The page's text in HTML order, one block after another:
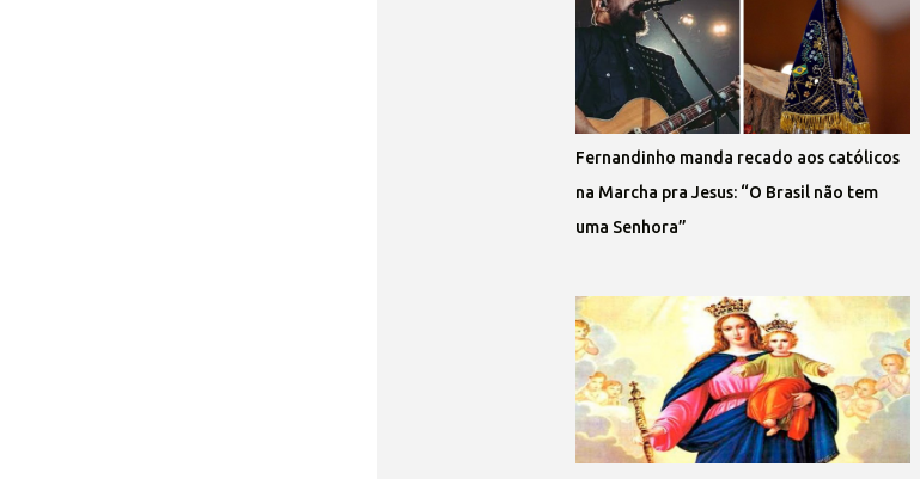
Fernandinho manda recado aos católicos
na Marcha pra Jesus: “O Brasil não tem
uma Senhora”